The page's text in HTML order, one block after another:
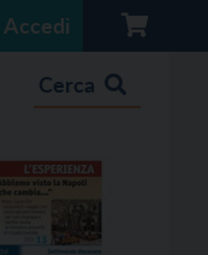
Accedi
Cerca